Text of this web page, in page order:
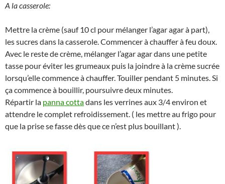
A la casserole:
Mettre la crème (sauf 10 cl pour mélanger l’agar agar à part),
les sucres dans la casserole. Commencer à chauffer à feu doux.
Avec le reste de crème, mélanger l’agar agar dans une petite
tasse pour éviter les grumeaux puis la joindre à la crème sucrée
lorsqu’elle commence à chauffer. Touiller pendant 5 minutes. Si
ça commence à bouillir, poursuivre deux minutes.
Répartir la panna cottadans les verrines aux 3/4 environ et
attendre le complet refroidissement. ( les mettre au frigo pour
que la prise se fasse dès que ce n’est plus bouillant ).